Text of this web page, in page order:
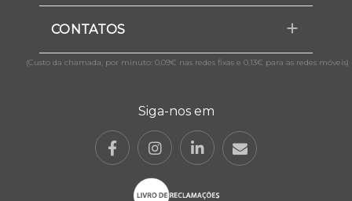
CONTATOS
(Custo da chamada, por minuto: 0,09€ nas redes fixas e 0,13€ para as redes móveis)
Siga-nos em